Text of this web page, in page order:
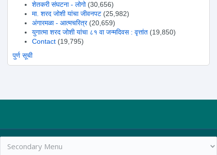
शेतकरी संघटना - लोगो (30,656)
मा. शरद जोशी यांचा जीवनपट (25,982)
अंगारमळा - आत्मचरित्र (20,659)
युगात्मा शरद जोशी यांचा ८१ वा जन्मदिवस : वृत्तांत (19,850)
Contact (19,795)
पुर्ण सूची